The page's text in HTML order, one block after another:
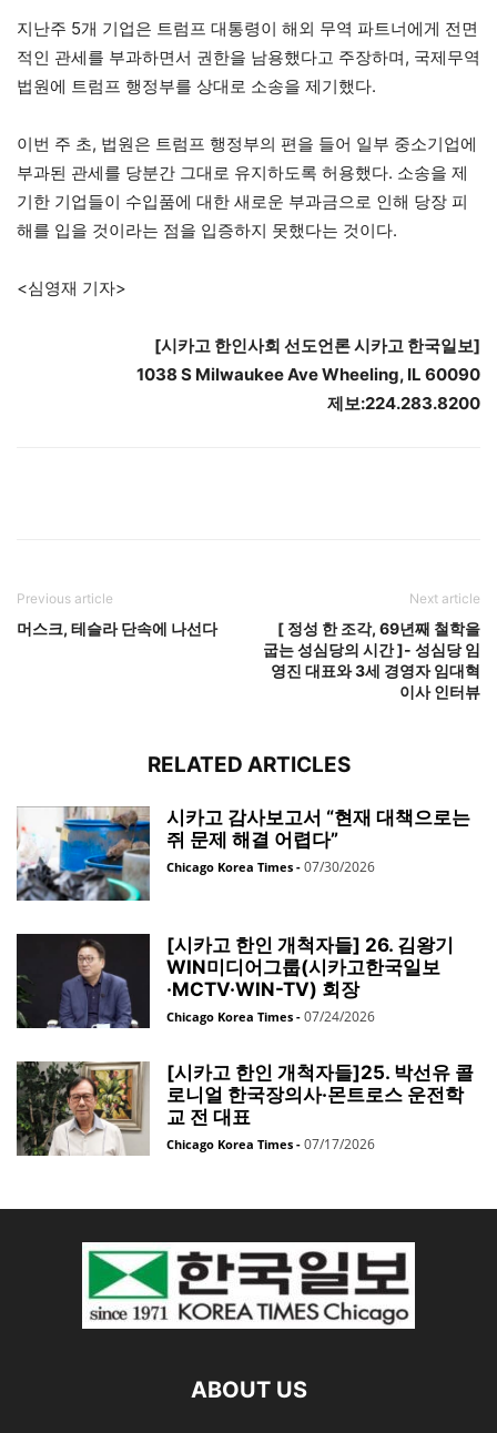
지난주 5개 기업은 트럼프 대통령이 해외 무역 파트너에게 전면
적인 관세를 부과하면서 권한을 남용했다고 주장하며, 국제무역
법원에 트럼프 행정부를 상대로 소송을 제기했다.
이번 주 초, 법원은 트럼프 행정부의 편을 들어 일부 중소기업에
부과된 관세를 당분간 그대로 유지하도록 허용했다. 소송을 제
기한 기업들이 수입품에 대한 새로운 부과금으로 인해 당장 피
해를 입을 것이라는 점을 입증하지 못했다는 것이다.
<심영재 기자>
[시카고 한인사회 선도언론 시카고 한국일보]
1038 S Milwaukee Ave Wheeling, IL 60090
제보:224.283.8200
Previous article
머스크, 테슬라 단속에 나선다
Next article
[ 정성 한 조각, 69년째 철학을
굽는 성심당의 시간 ]- 성심당 임
영진 대표와 3세 경영자 임대혁
이사 인터뷰
RELATED ARTICLES
시카고 감사보고서 “현재 대책으로는
쥐 문제 해결 어렵다”
Chicago Korea Times - 07/30/2026
[시카고 한인 개척자들] 26. 김왕기
WIN미디어그룹(시카고한국일보
·MCTV·WIN-TV) 회장
Chicago Korea Times - 07/24/2026
[시카고 한인 개척자들]25. 박선유 콜
로니얼 한국장의사·몬트로스 운전학
교 전 대표
Chicago Korea Times - 07/17/2026
ABOUT US